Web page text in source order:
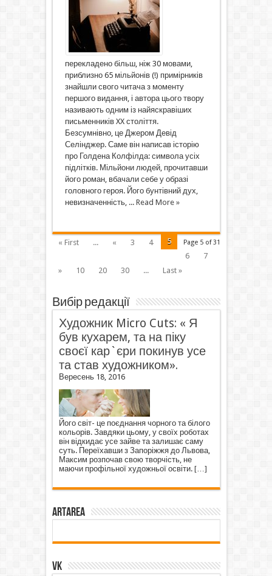
перекладено більш, ніж 30 мовами,
приблизно 65 мільйонів (!) примірників
знайшли свого читача з моменту
першого видання, і автора цього твору
називають одним із найяскравіших
письменників XX століття.
Безсумнівно, це Джером Девід
Селінджер. Саме він написав історію
про Голдена Колфілда: символа усіх
підлітків. Мільйони людей, прочитавши
його роман, вбачали себе у образі
головного героя. Його бунтівний дух,
невизначенність, ... Read More »
Page 5 of 31
« First ... « 3 4
5
6
7
»
10 20 30 ... Last »
Вибір редакції
Художник Micro Cuts: « Я
був кухарем, та на піку
своєї кар`єри покинув усе
та став художником».
Вересень 18, 2016
Його світ- це поєднання чорного та білого
кольорів. Завдяки цьому, у своїх роботах
він відкидає усе зайве та залишає саму
суть. Переїхавши з Запоріжжя до Львова,
Максим розпочав свою творчість, не
маючи профільної художньої освіти. […]
ArtArea
VK